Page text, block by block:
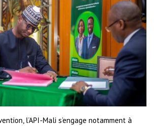
l’API-Mali s’engage notamment à